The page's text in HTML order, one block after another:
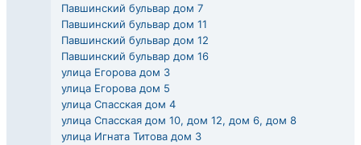
Павшинский бульвар дом 7
Павшинский бульвар дом 11
Павшинский бульвар дом 12
Павшинский бульвар дом 16
улица Егорова дом 3
улица Егорова дом 5
улица Спасская дом 4
улица Спасская дом 10, дом 12, дом 6, дом 8
улица Игната Титова дом 3